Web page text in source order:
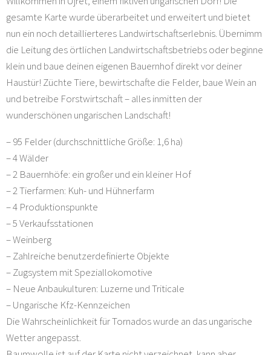
gesamte Karte wurde überarbeitet und erweitert und bietet
nun ein noch detaillierteres Landwirtschaftserlebnis. Übernimm
die Leitung des örtlichen Landwirtschaftsbetriebs oder beginne
klein und baue deinen eigenen Bauernhof direkt vor deiner
Haustür! Züchte Tiere, bewirtschafte die Felder, baue Wein an
und betreibe Forstwirtschaft – alles inmitten der
wunderschönen ungarischen Landschaft!
– 95 Felder (durchschnittliche Größe: 1,6 ha)
– 4 Wälder
– 2 Bauernhöfe: ein großer und ein kleiner Hof
– 2 Tierfarmen: Kuh- und Hühnerfarm
– 4 Produktionspunkte
– 5 Verkaufsstationen
– Weinberg
– Zahlreiche benutzerdefinierte Objekte
– Zugsystem mit Speziallokomotive
– Neue Anbaukulturen: Luzerne und Triticale
– Ungarische Kfz-Kennzeichen
Die Wahrscheinlichkeit für Tornados wurde an das ungarische
Wetter angepasst.